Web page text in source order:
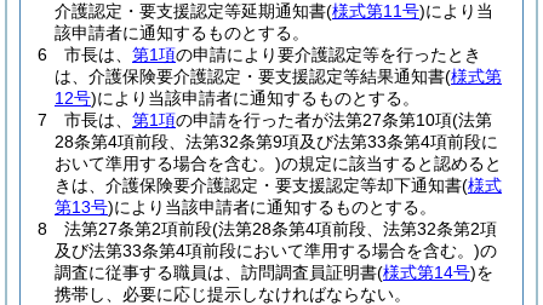
介護認定・要支援認定等延期通知書(様式第11号)により当
該申請者に通知するものとする。
6
市長は、 第1項の申請により要介護認定等を行ったとき
は、介護保険要介護認定・要支援認定等結果通知書(様式第
12号)により当該申請者に通知するものとする。
7
市長は、 第1項の申請を行った者が法第27条第10項(法第
28条第4項前段、法第32条第9項及び法第33条第4項前段に
おいて準用する場合を含む。)の規定に該当すると認めると
きは、介護保険要介護認定・要支援認定等却下通知書(様式
第13号)により当該申請者に通知するものとする。
8
法第27条第2項前段(法第28条第4項前段、法第32条第2項
及び法第33条第4項前段において準用する場合を含む。)の
調査に従事する職員は、訪問調査員証明書(様式第14号)を
携帯し、必要に応じ提示しなければならない。